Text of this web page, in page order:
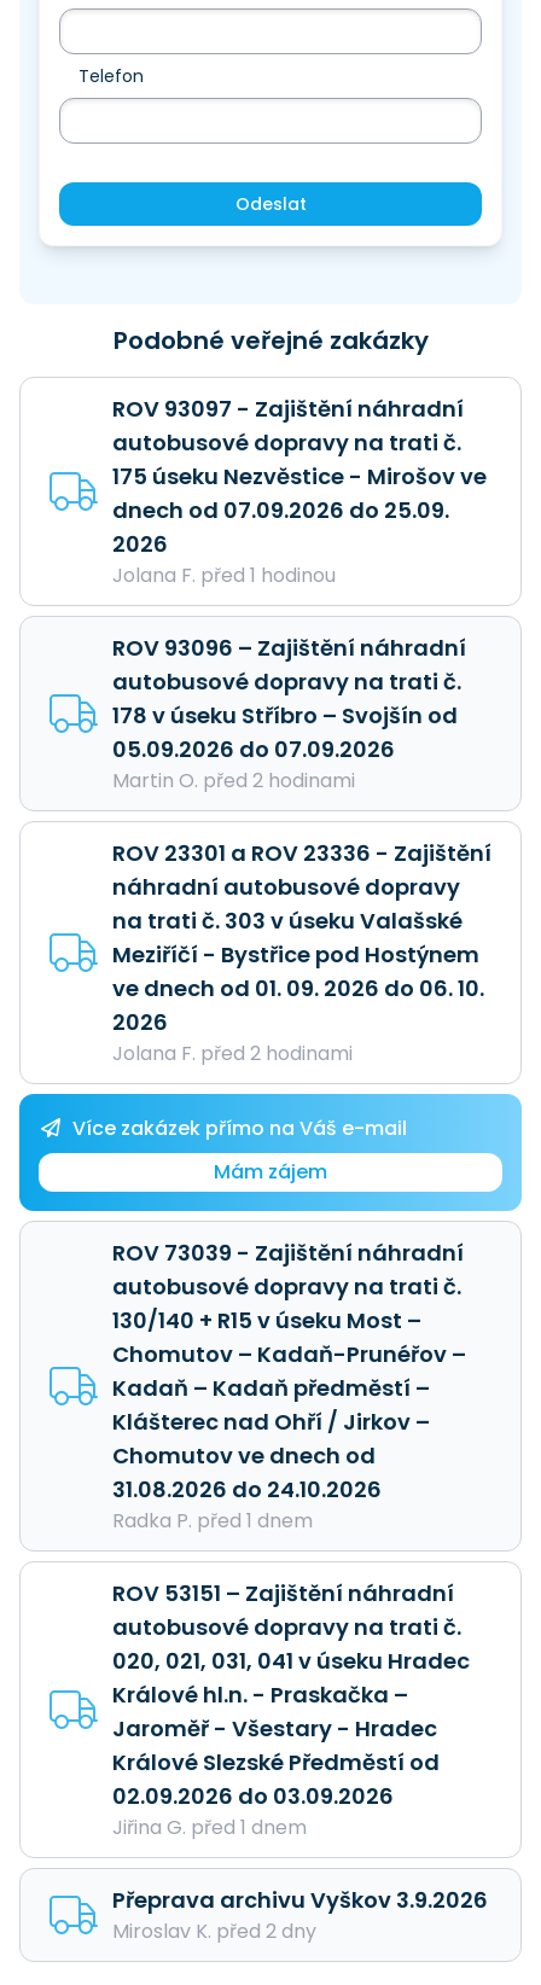
Telefon
Odeslat
Podobné veřejné zakázky
ROV 93097 - Zajištění náhradní
autobusové dopravy na trati č.
175 úseku Nezvěstice - Mirošov ve
dnech od 07.09.2026 do 25.09.
2026
Jolana F. před 1 hodinou
ROV 93096 – Zajištění náhradní
autobusové dopravy na trati č.
178 v úseku Stříbro – Svojšín od
05.09.2026 do 07.09.2026
Martin O. před 2 hodinami
ROV 23301 a ROV 23336 - Zajištění
náhradní autobusové dopravy
na trati č. 303 v úseku Valašské
Meziříčí - Bystřice pod Hostýnem
ve dnech od 01. 09. 2026 do 06. 10.
2026
Jolana F. před 2 hodinami
Více zakázek přímo na Váš e-mail
Mám zájem
ROV 73039 - Zajištění náhradní
autobusové dopravy na trati č.
130/140 + R15 v úseku Most –
Chomutov – Kadaň-Prunéřov –
Kadaň – Kadaň předměstí –
Klášterec nad Ohří / Jirkov –
Chomutov ve dnech od
31.08.2026 do 24.10.2026
Radka P. před 1 dnem
ROV 53151 – Zajištění náhradní
autobusové dopravy na trati č.
020, 021, 031, 041 v úseku Hradec
Králové hl.n. - Praskačka –
Jaroměř - Všestary - Hradec
Králové Slezské Předměstí od
02.09.2026 do 03.09.2026
Jiřina G. před 1 dnem
Přeprava archivu Vyškov 3.9.2026
Miroslav K. před 2 dny